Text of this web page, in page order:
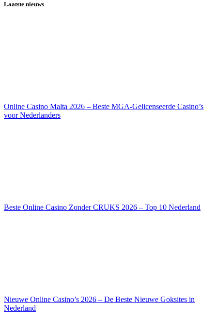
Laatste nieuws
Online Casino Malta 2026 – Beste MGA-Gelicenseerde Casino’s
voor Nederlanders
Beste Online Casino Zonder CRUKS 2026 – Top 10 Nederland
Nieuwe Online Casino’s 2026 – De Beste Nieuwe Goksites in
Nederland